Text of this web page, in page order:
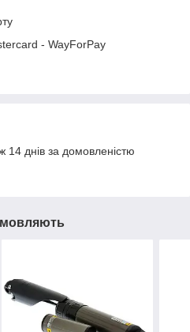
- WayForPay
днів за домовленістю